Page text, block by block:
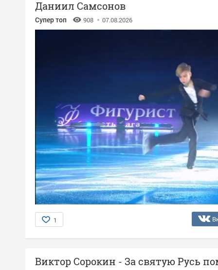
Даниил Самсонов
Супер топ 908 07.08.2026
1
Виктор Сорокин - За святую Русь